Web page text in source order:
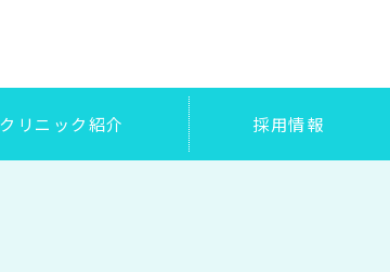
クリニック紹介 採用情報